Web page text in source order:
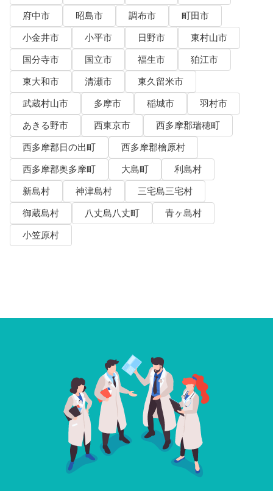
府中市
昭島市 調布市
町田市
小金井市
小平市 日野市
東村山市
国分寺市
国立市 福生市
狛江市
東大和市
清瀬市
東久留米市
武蔵村山市
多摩市 稲城市
羽村市
あきる野市
西東京市
西多摩郡瑞穂町
西多摩郡日の出町
西多摩郡檜原村
西多摩郡奥多摩町
大島町
利島村
新島村
神津島村
三宅島三宅村
御蔵島村
八丈島八丈町
青ヶ島村
小笠原村